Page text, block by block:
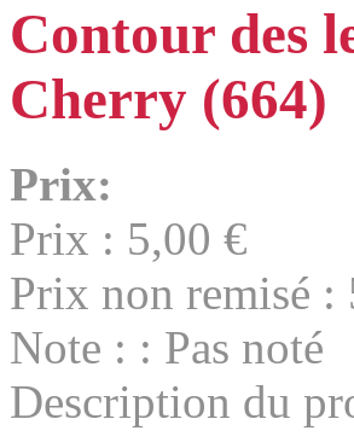
Contour des
Cherry (664)
Prix:
Prix : 5,00 €
Prix non remisé :
Note : : Pas noté
Description du